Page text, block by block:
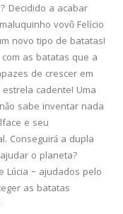
Decidido a acabar
vovô Felício
novo tipo de batatas!
as batatas que a
de crescer em
cadente! Uma
sabe inventar nada
e seu
Conseguirá a dupla
o planeta?
Lúcia – ajudados pelo
as batatas